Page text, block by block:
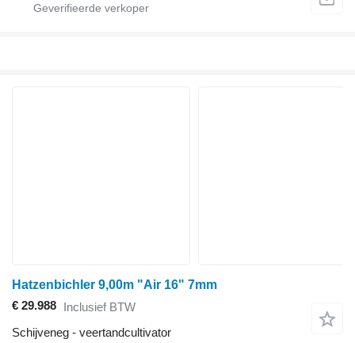
Hatzenbichler 9,00m "Air 16" 7mm
€ 29.988 Inclusief BTW
Schijveneg - veertandcultivator